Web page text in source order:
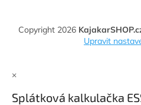
Copyright 2026
Upravit
×
Splátková kalkulačka